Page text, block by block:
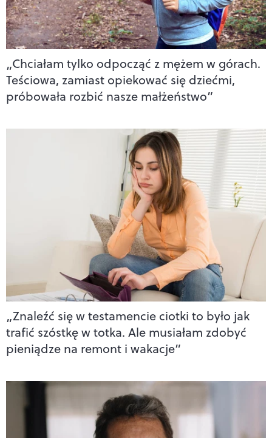
„Chciałam tylko odpocząć z mężem w górach.
Teściowa, zamiast opiekować się dziećmi,
próbowała rozbić nasze małżeństwo”
„Znaleźć się w testamencie ciotki to było jak
trafić szóstkę w totka. Ale musiałam zdobyć
pieniądze na remont i wakacje”